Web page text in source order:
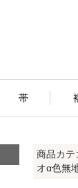
帯
商品カテ
オα色無